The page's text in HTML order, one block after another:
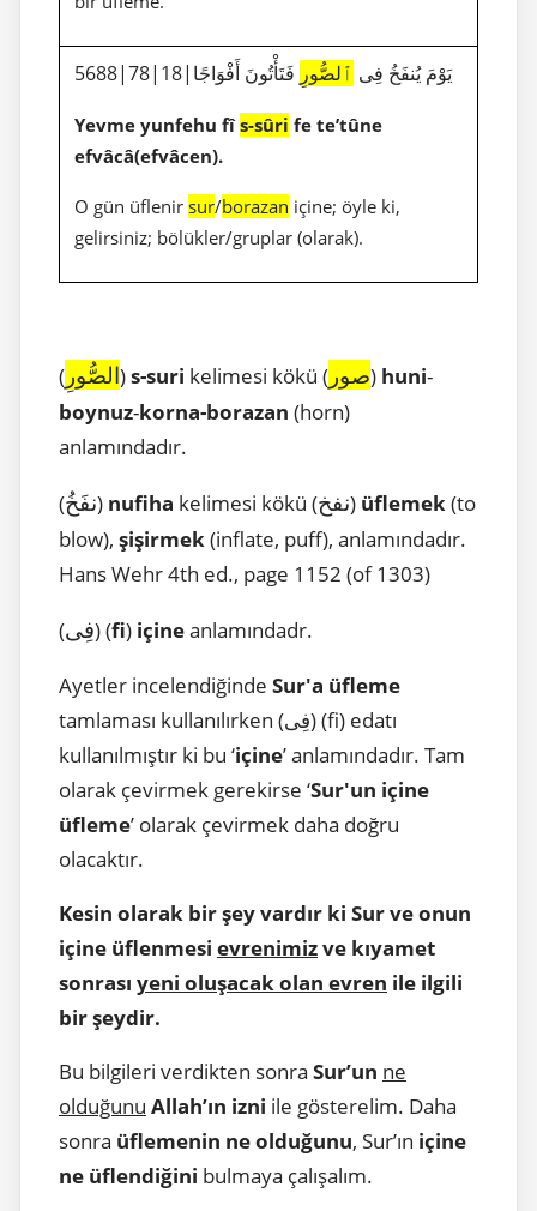
5688|78|18|يَوْمَ يُنفَخُ فِى ٱلصُّورِ فَتَأْتُونَ أَفْوَاجًا
Yevme yunfehu fîs-sûri fe te’tûne
efvâcâ(efvâcen).
O gün üflenir sur/borazan içine; öyle ki,
gelirsiniz; bölükler/gruplar (olarak).
( الصُّورِ)s-suri kelimesi kökü ( صور) huni-
boynuz-korna-borazan (horn)
anlamındadır.
(نفَخُ) nufiha kelimesi kökü (نفخ) üflemek(to
blow), şişirmek(inflate, puff), anlamındadır.
Hans Wehr 4th ed., page 1152 (of 1303)
(فِى) (fi) içineanlamındadr.
Ayetler incelendiğinde Sur'a üfleme
tamlaması kullanılırken (فِى) (fi) edatı
kullanılmıştır ki bu ‘içine’ anlamındadır. Tam
olarak çevirmek gerekirse ‘Sur'un içine
üfleme’ olarak çevirmek daha doğru
olacaktır.
Kesin olarak bir şey vardır ki Sur ve onun
içine üflenmesi evrenimizve kıyamet
sonrası yeni oluşacak olan evren ile ilgili
bir şeydir.
Bu bilgileri verdikten sonra Sur’un ne
olduğunu Allah’ın izni ile gösterelim. Daha
sonra üflemenin ne olduğunu, Sur’ın içine
ne üflendiğini bulmaya çalışalım.